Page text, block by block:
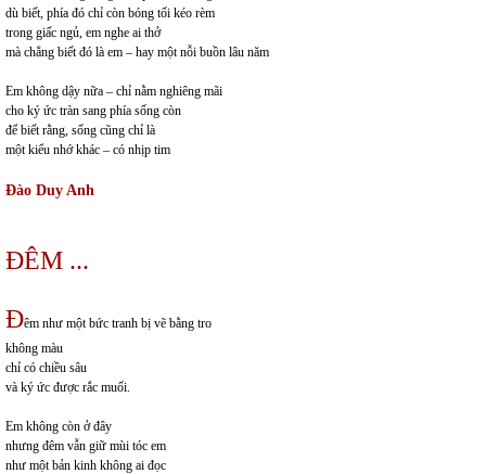
dù biết, phía đó chỉ còn bóng tối kéo rèm
trong giấc ngủ, em nghe ai thở
mà chẳng biết đó là em – hay một nỗi buồn lâu năm
Em không dậy nữa – chỉ nằm nghiêng mãi
cho ký ức tràn sang phía sống còn
để biết rằng, sống cũng chỉ là
một kiểu nhớ khác – có nhịp tim
Đào Duy Anh
ĐÊM ...
Đêm như một bức tranh bị vẽ bằng tro
không màu
chỉ có chiều sâu
và ký ức được rắc muối.
Em không còn ở đây
nhưng đêm vẫn giữ mùi tóc em
như một bản kinh không ai đọc